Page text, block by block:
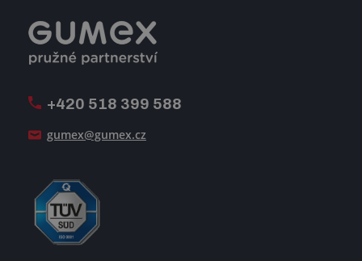
+420 518 399 588
gumex@gumex.cz
Registrace a spolupráce
Firemní časopis Géčko
Úpravy na míru a montáže
Volná pracovní místa